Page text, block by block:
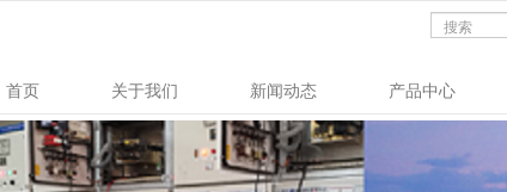
首页 关于我们 新闻动态 产品中心